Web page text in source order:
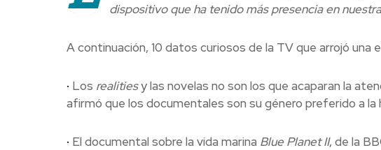
dispositivo que ha tenido más presencia en
A continuación, 10 datos curiosos de la TV que arrojó una
· Los realitiesy las novelas no son los que acaparan la
afirmó que los documentales son su género preferido a la
· El documental sobre la vida marina Blue Planet II, de la